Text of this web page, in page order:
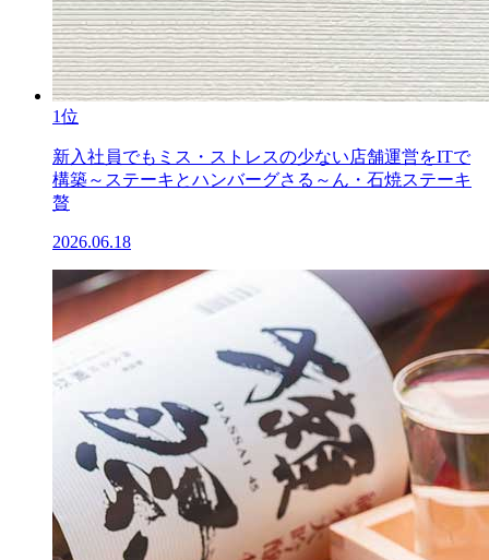
1位
新入社員でもミス・ストレスの少ない店舗運営をITで
構築～ステーキとハンバーグさる～ん・石焼ステーキ
贅
2026.06.18